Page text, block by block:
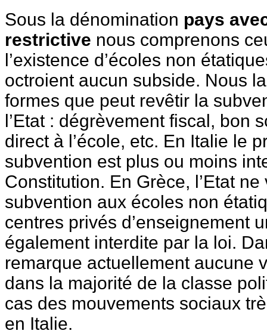
Sous la dénomination pays
restrictive nous comprenons
l’existence d’écoles non
octroient aucun subside. Nous
formes que peut revêtir la
l’Etat : dégrèvement fiscal, bon
direct à l’école, etc. En Italie le
subvention est plus ou moins
Constitution. En Grèce, l’Etat
subvention aux écoles non
centres privés d’enseignement
également interdite par la loi.
remarque actuellement aucune
dans la majorité de la classe
cas des mouvements sociaux
en Italie.